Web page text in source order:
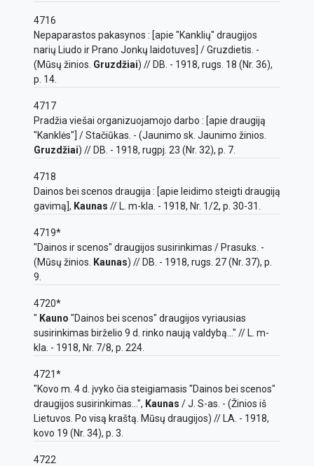
4716
Nepaparastos pakasynos : [apie "Kanklių" draugijos
narių Liudo ir Prano Jonkų laidotuves] / Gruzdietis. -
(Mūsų žinios. Gruzdžiai) // DB. - 1918, rugs. 18 (Nr. 36),
p. 14.
4717
Pradžia viešai organizuojamojo darbo : [apie draugiją
"Kanklės"] / Stačiūkas. - (Jaunimo sk. Jaunimo žinios.
Gruzdžiai) // DB. - 1918, rugpj. 23 (Nr. 32), p. 7.
4718
Dainos bei scenos draugija : [apie leidimo steigti draugiją
gavimą], Kaunas // L. m-kla. - 1918, Nr. 1/2, p. 30-31.
4719*
"Dainos ir scenos" draugijos susirinkimas / Prasuks. -
(Mūsų žinios. Kaunas) // DB. - 1918, rugs. 27 (Nr. 37), p.
9.
4720*
" Kauno "Dainos bei scenos" draugijos vyriausias
susirinkimas birželio 9 d. rinko naują valdybą..." // L. m-
kla. - 1918, Nr. 7/8, p. 224.
4721*
"Kovo m. 4 d. įvyko čia steigiamasis "Dainos bei scenos"
draugijos susirinkimas...", Kaunas / J. S-as. - (Žinios iš
Lietuvos. Po visą kraštą. Mūsų draugijos) // LA. - 1918,
kovo 19 (Nr. 34), p. 3.
4722